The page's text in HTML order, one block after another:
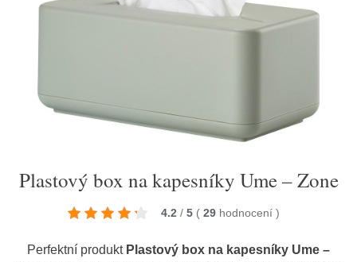
Plastový box na kapesníky Ume – Zone
4.2 / 5 ( 29 hodnocení )
Perfektní produkt Plastový box na kapesníky Ume –